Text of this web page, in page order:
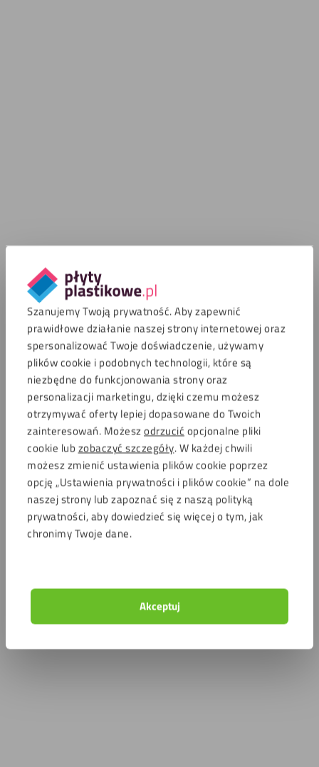
Szanujemy Twoją prywatność. Aby zapewnić
prawidłowe działanie naszej strony internetowej oraz
spersonalizować Twoje doświadczenie, używamy
plików cookie i podobnych technologii, które są
niezbędne do funkcjonowania strony oraz
personalizacji marketingu, dzięki czemu możesz
otrzymywać oferty lepiej dopasowane do Twoich
zainteresowań. Możesz odrzucić opcjonalne pliki
cookie lub zobaczyć szczegóły. W każdej chwili
możesz zmienić ustawienia plików cookie poprzez
opcję „Ustawienia prywatności i plików cookie” na dole
naszej strony lub zapoznać się z naszą polityką
prywatności, aby dowiedzieć się więcej o tym, jak
chronimy Twoje dane.
Akceptuj